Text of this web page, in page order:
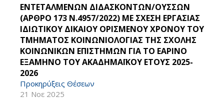
ΕΝΤΕΤΑΛΜΕΝΩΝ ΔΙΔΑΣΚΟΝΤΩΝ/ΟΥΣΣΩΝ
(ΑΡΘΡΟ 173 Ν.4957/2022) ΜΕ ΣΧΕΣΗ ΕΡΓΑΣΙΑΣ
ΙΔΙΩΤΙΚΟΥ ΔΙΚΑΙΟΥ ΟΡΙΣΜΕΝΟΥ ΧΡΟΝΟΥ ΤΟΥ
ΤΜΗΜΑΤΟΣ ΚΟΙΝΩΝΙΟΛΟΓΙΑΣ ΤΗΣ ΣΧΟΛΗΣ
ΚΟΙΝΩΝΙΚΩΝ ΕΠΙΣΤΗΜΩΝ ΓΙΑ ΤΟ ΕΑΡΙΝΟ
ΕΞΑΜΗΝΟ ΤΟΥ ΑΚΑΔΗΜΑΪΚΟΥ ΕΤΟΥΣ 2025-
2026
Προκηρύξεις Θέσεων
21 Νοε 2025